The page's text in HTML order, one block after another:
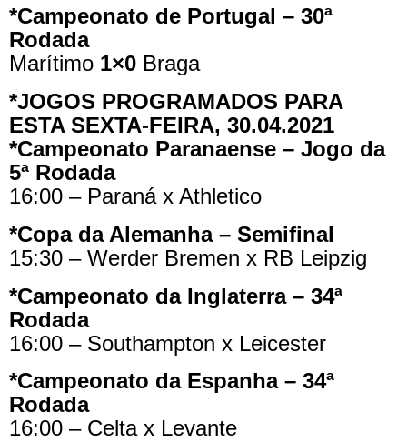
*Campeonato de Portugal – 30ª
Rodada
Marítimo 1×0 Braga
*JOGOS PROGRAMADOS PARA
ESTA SEXTA-FEIRA, 30.04.2021
*Campeonato Paranaense – Jogo da
5ª Rodada
16:00 – Paraná x Athletico
*Copa da Alemanha – Semifinal
15:30 – Werder Bremen x RB Leipzig
*Campeonato da Inglaterra – 34ª
Rodada
16:00 – Southampton x Leicester
*Campeonato da Espanha – 34ª
Rodada
16:00 – Celta x Levante